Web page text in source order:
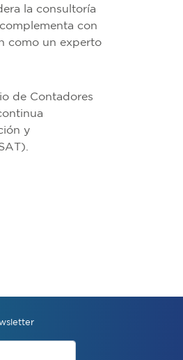
la consultoría
con
como un experto
de Contadores
y